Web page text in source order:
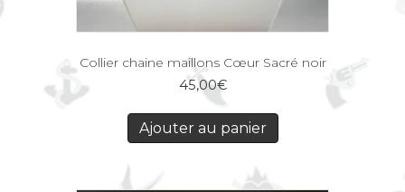
Collier chaine maillons Cœur Sacré noir
45,00€
Ajouter au panier